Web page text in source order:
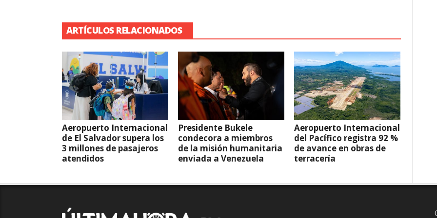
ARTÍCULOS RELACIONADOS
Aeropuerto Internacional
de El Salvador supera los
3 millones de pasajeros
atendidos
Presidente Bukele
condecora a miembros
de la misión humanitaria
enviada a Venezuela
Aeropuerto Internacional
del Pacífico registra 92 %
de avance en obras de
terracería